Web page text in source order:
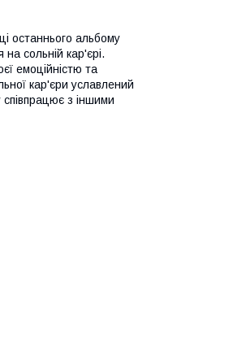
останнього альбому
сольній кар'єрі.
емоційністю та
кар'єри уславлений
з іншими